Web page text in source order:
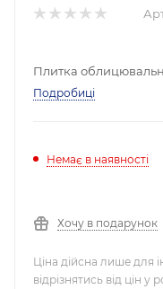
Плитка
Подробиці
Немає в наявності
Хочу в подарунок
Ціна дійсна лише для
відрізнятись від цін у